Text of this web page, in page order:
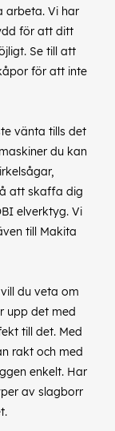
arbeta. Vi har
för att ditt
Se till att
för att inte
vänta tills det
du kan
att skaffa dig
elverktyg. Vi
till Makita
du veta om
upp det med
till det. Med
rakt och med
enkelt. Har
av slagborr